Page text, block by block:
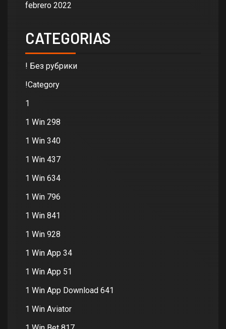
febrero 2022
CATEGORIAS
! Без рубрики
!Category
1
1 Win 298
1 Win 340
1 Win 437
1 Win 634
1 Win 796
1 Win 841
1 Win 928
1 Win App 34
1 Win App 51
1 Win App Download 641
1 Win Aviator